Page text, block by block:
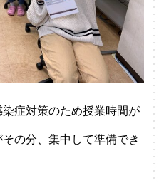
症対策のため授業時間が
の分、集中して準備でき